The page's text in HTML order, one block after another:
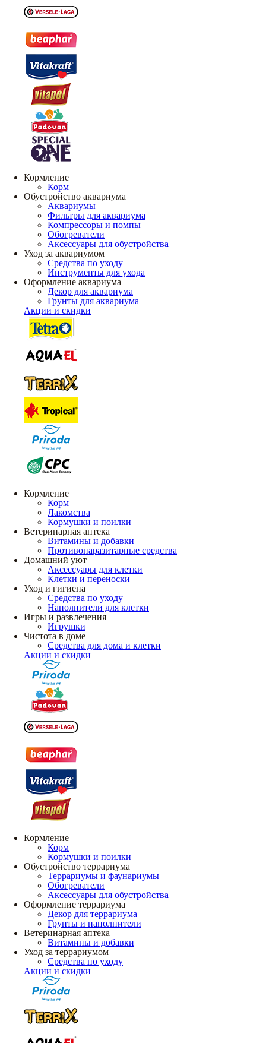
Кормление
Корм
Обустройство аквариума
Аквариумы
Фильтры для аквариума
Компрессоры и помпы
Обогреватели
Аксессуары для обустройства
Уход за аквариумом
Средства по уходу
Инструменты для ухода
Оформление аквариума
Декор для аквариума
Грунты для аквариума
Акции и скидки
Кормление
Корм
Лакомства
Кормушки и поилки
Ветеринарная аптека
Витамины и добавки
Противопаразитарные средства
Домашний уют
Аксессуары для клетки
Клетки и переноски
Уход и гигиена
Средства по уходу
Наполнители для клетки
Игры и развлечения
Игрушки
Чистота в доме
Средства для дома и клетки
Акции и скидки
Кормление
Корм
Кормушки и поилки
Обустройство террариума
Террариумы и фаунариумы
Обогреватели
Аксессуары для обустройства
Оформление террариума
Декор для террариума
Грунты и наполнители
Ветеринарная аптека
Витамины и добавки
Уход за террариумом
Средства по уходу
Акции и скидки